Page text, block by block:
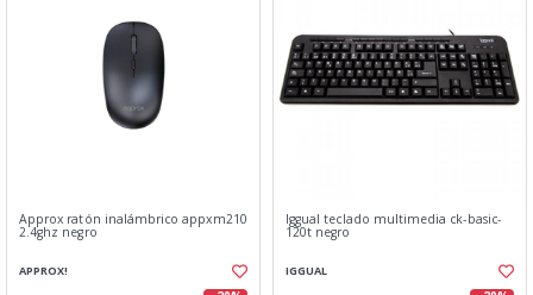
Approx ratón inalámbrico appxm210
2.4ghz negro
APPROX!
Iggual teclado multimedia ck-basic-
120t negro
IGGUAL